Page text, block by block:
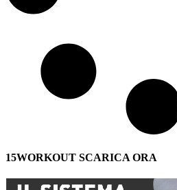
15WORKOUT SCARICA ORA